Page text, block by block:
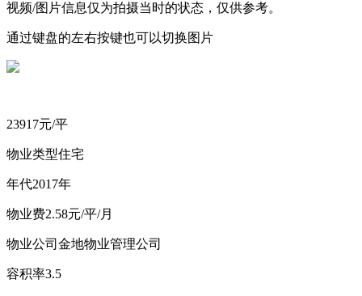
视频/图片信息仅为拍摄当时的状态，仅供参考。
通过键盘的左右按键也可以切换图片
23917元/平
物业类型住宅
年代2017年
物业费2.58元/平/月
物业公司 金地物业管理公司
容积率3.5